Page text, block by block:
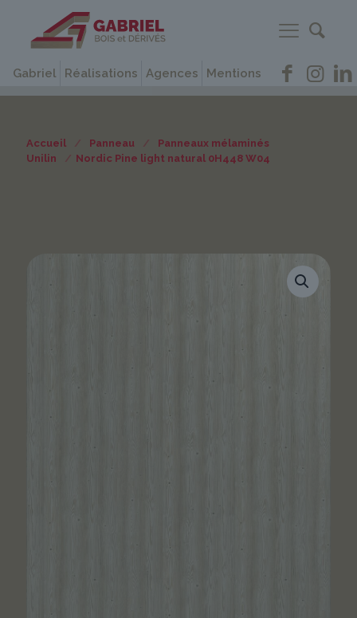
Gabriel Réalisations Agences Mentions
Accueil / Panneau /
Panneaux mélaminés
Unilin
/ Nordic Pine light natural 0H448 W04